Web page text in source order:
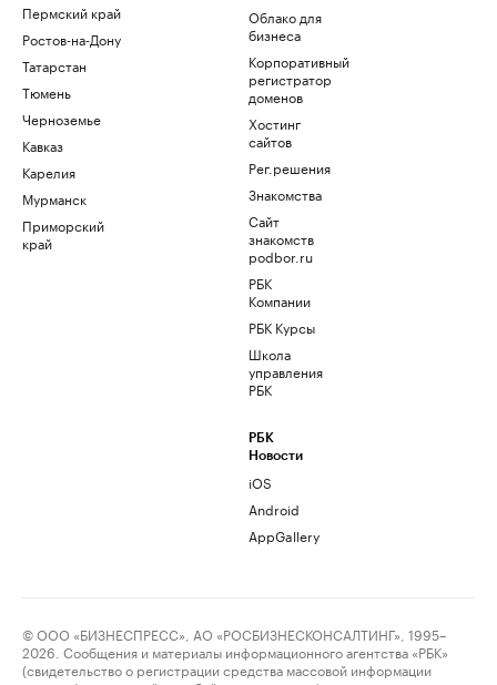
Пермский край
Ростов-на-Дону
Татарстан
Тюмень
Черноземье
Кавказ
Карелия
Мурманск
Приморский
край
Облако для
бизнеса
Корпоративный
регистратор
доменов
Хостинг
сайтов
Рег.решения
Знакомства
Сайт
знакомств
podbor.ru
РБК
Компании
РБК Курсы
Школа
управления
РБК
РБК
Новости
iOS
Android
AppGallery
© ООО «БИЗНЕСПРЕСС», АО «РОСБИЗНЕСКОНСАЛТИНГ», 1995–
2026. Сообщения и материалы информационного агентства «РБК»
(свидетельство о регистрации средства массовой информации